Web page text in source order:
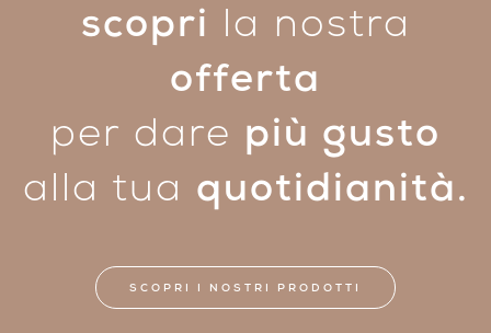
scopri la nostra
offerta
per dare più gusto
alla tua quotidianità.
SCOPRI I NOSTRI PRODOTTI